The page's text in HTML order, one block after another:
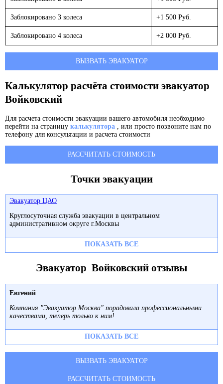
Заблокировано 3 колеса +1 500 Руб.
Заблокировано 4 колеса +2 000 Руб.
ВЫЗВАТЬ ЭВАКУАТОР
Калькулятор расчёта стоимости эвакуатор
Войковский
Для расчета стоимости эвакуации вашего автомобиля необходимо
перейти на страницу калькулятора , или просто позвоните нам по
телефону для консультации и расчета стоимости
РАССЧИТАТЬ СТОИМОСТЬ
Точки эвакуации
Эвакуатор ЦАО
Круглосуточная служба эвакуации в центральном
административном округе г.Москвы
ПОКАЗАТЬ ВСЕ
Эвакуатор Войковский отзывы
Евгений
Компания "Эвакуатор Москва" порадовала профессиональными
качествами, теперь только к ним!
ПОКАЗАТЬ ВСЕ
ВЫЗВАТЬ ЭВАКУАТОР
РАССЧИТАТЬ СТОИМОСТЬ